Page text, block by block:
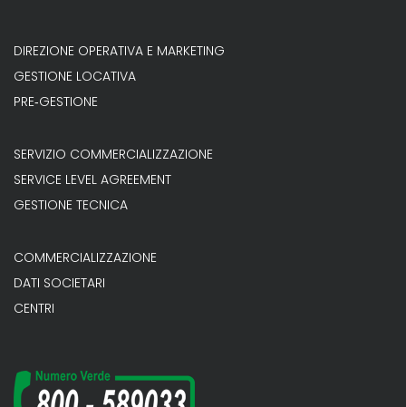
DIREZIONE OPERATIVA E MARKETING
GESTIONE LOCATIVA
PRE‐GESTIONE
SERVIZIO COMMERCIALIZZAZIONE
SERVICE LEVEL AGREEMENT
GESTIONE TECNICA
COMMERCIALIZZAZIONE
DATI SOCIETARI
CENTRI